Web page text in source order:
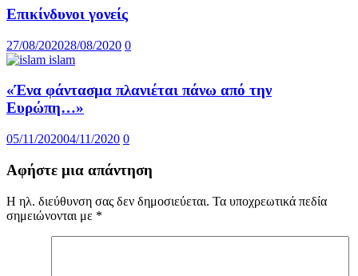
Επικίνδυνοι γονείς
27/08/202028/08/2020 0
«Ένα φάντασμα πλανιέται πάνω από την
Ευρώπη…»
05/11/202004/11/2020 0
Αφήστε μια απάντηση
Η ηλ. διεύθυνση σας δεν δημοσιεύεται. Τα υποχρεωτικά πεδία
σημειώνονται με *